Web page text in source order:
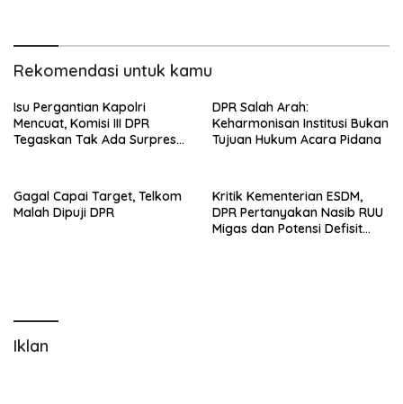
Rekomendasi untuk kamu
Isu Pergantian Kapolri
Mencuat, Komisi III DPR
Tegaskan Tak Ada Surpres
DPR Salah Arah:
Keharmonisan Institusi Bukan
Tujuan Hukum Acara Pidana
Gagal Capai Target, Telkom
Malah Dipuji DPR
Kritik Kementerian ESDM,
DPR Pertanyakan Nasib RUU
Migas dan Potensi Defisit
Iklan